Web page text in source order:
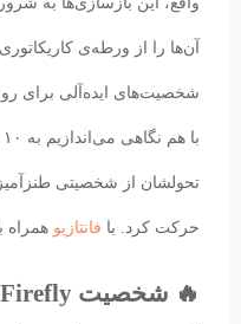
آن‌ها را از ورطه‌ی
شخصیت‌های ایده‌آلی برای
تحولشان از شخصیتی
حرکت کرد. با فانتازیو همراه